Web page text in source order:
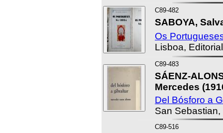
C89-482
SABOYA,
Os
Lisboa,
C89-483
SÁENZ-
Mercedes
Del Bósforo a
San
C89-516